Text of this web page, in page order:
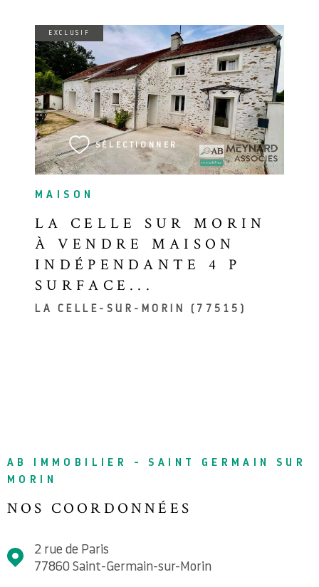
MAISON
LA CELLE SUR MORIN
À VENDRE MAISON
INDÉPENDANTE 4 P
SURFACE...
LA CELLE-SUR-MORIN (77515)
EXCLUSIF
SÉLECTIONNER
VOIR LE BIEN
AB IMMOBILIER - SAINT GERMAIN SUR
MORIN
NOS COORDONNÉES
2 rue de Paris
77860
Saint-Germain-sur-Morin